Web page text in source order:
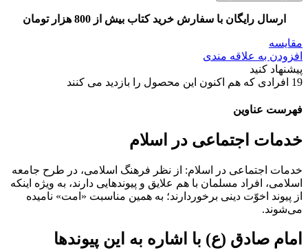
ارسال رایگان با سفارش خرید کتاب بیش از 800 هزار تومان
مقایسه
افزودن به علاقه مندی
پیشنهاد کنید
19 افرادی که هم اکنون این محصول را بازدید می کنند
فهرست عناوین
خدمات اجتماعی در اسلام
خدمات اجتماعی در اسلام: از نظر فرهنگ اسلامی، در طرح جامعه
اسلامی، افراد مسلمان با هم علایق و پیوندهایی دارند، به ویژه اينکه
از پیوند اخوّت دینی برخوردارند؛ به همین مناسبت «امت» نامیده
می‌شوند.
امام صادق (ع) با اشاره به این پیوندها